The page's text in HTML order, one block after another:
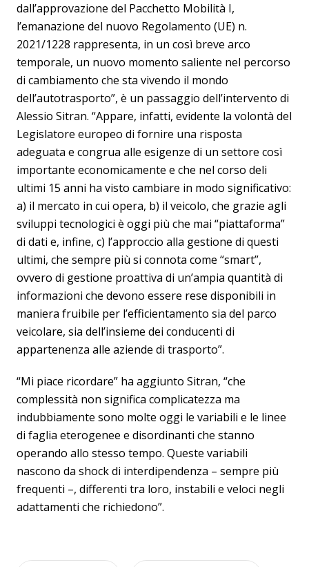
dall’approvazione del Pacchetto Mobilità I,
l’emanazione del nuovo Regolamento (UE) n.
2021/1228 rappresenta, in un così breve arco
temporale, un nuovo momento saliente nel percorso
di cambiamento che sta vivendo il mondo
dell’autotrasporto”, è un passaggio dell’intervento di
Alessio Sitran. “Appare, infatti, evidente la volontà del
Legislatore europeo di fornire una risposta
adeguata e congrua alle esigenze di un settore così
importante economicamente e che nel corso deli
ultimi 15 anni ha visto cambiare in modo significativo:
a) il mercato in cui opera, b) il veicolo, che grazie agli
sviluppi tecnologici è oggi più che mai “piattaforma”
di dati e, infine, c) l’approccio alla gestione di questi
ultimi, che sempre più si connota come “smart”,
ovvero di gestione proattiva di un’ampia quantità di
informazioni che devono essere rese disponibili in
maniera fruibile per l’efficientamento sia del parco
veicolare, sia dell’insieme dei conducenti di
appartenenza alle aziende di trasporto”.
“Mi piace ricordare” ha aggiunto Sitran, “che
complessità non significa complicatezza ma
indubbiamente sono molte oggi le variabili e le linee
di faglia eterogenee e disordinanti che stanno
operando allo stesso tempo. Queste variabili
nascono da shock di interdipendenza – sempre più
frequenti –, differenti tra loro, instabili e veloci negli
adattamenti che richiedono”.